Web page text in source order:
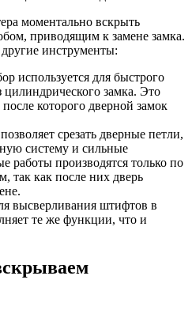
моментально вскрыть
приводящим к замене замка.
инструменты:
используется для быстрого
замка. Это
которого дверной замок
срезать дверные петли,
систему и сильные
работы производятся только по
так как после них дверь
высверливания штифтов в
те же функции, что и